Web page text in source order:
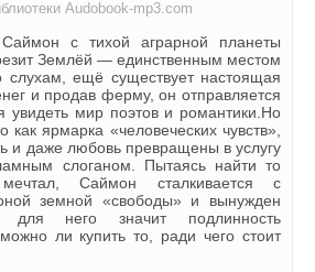
Audobook-mp3.com
с тихой аграрной планеты
Землёй — единственным местом
слухам, ещё существует настоящая
и продав ферму, он отправляется
увидеть мир поэтов и романтики.Но
как ярмарка «человеческих чувств»,
и даже любовь превращены в услугу
слоганом. Пытаясь найти то
Саймон сталкивается с
земной «свободы» и вынужден
для него значит подлинность
ли купить то, ради чего стоит